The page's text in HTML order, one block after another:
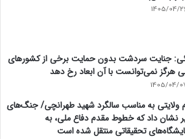
1405/04/
جنایت سردشت بدون حمایت برخی از کشورهای
هرگز نمی‌توانست با آن ابعاد رخ دهد
1405/04/
ولایتی به مناسب سالگرد شهید طهرانچی/ جنگ‌های
نشان داد که خطوط مقدم دفاع ملی، به
تحقیقاتی منتقل شده است